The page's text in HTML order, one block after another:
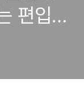
편입생